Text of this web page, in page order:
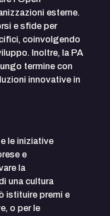
esterne.
e sfide per
coinvolgendo
Inoltre, la PA
termine con
innovative in
le iniziative
e
la
una cultura
istituire premi e
o per le